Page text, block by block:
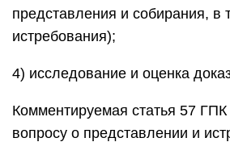
представления и собирания, в
истребования);
4) исследование и оценка
Комментируемая статья 57
вопросу о представлении и